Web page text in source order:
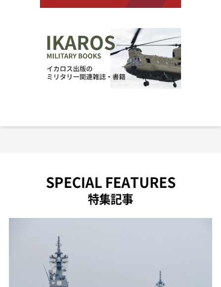
SPECIAL FEATURES
特集記事